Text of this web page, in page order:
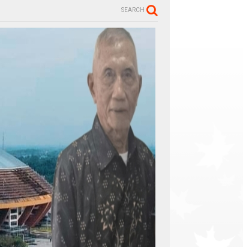
SEARCH